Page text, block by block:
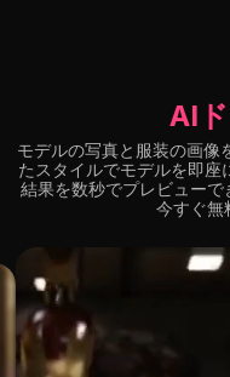
AI
モデルの写真と服装の画像
たスタイルでモデルを即座
結果を数秒でプレビューで
今すぐ無